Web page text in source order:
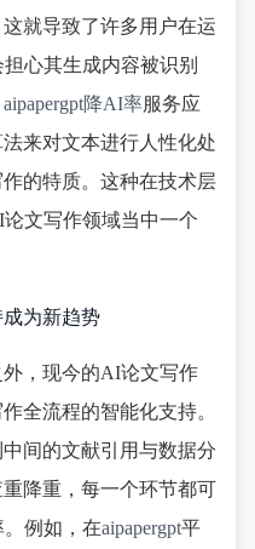
就导致了许多用户在运
心其生成内容被识别
aipapergpt降AI率服务应
来对文本进行人性化处
的特质。这种在技术层
文写作领域当中一个
为新趋势
，现今的AI论文写作
全流程的智能化支持。
间的文献引用与数据分
降重，每一个环节都可
例如，在aipapergpt平